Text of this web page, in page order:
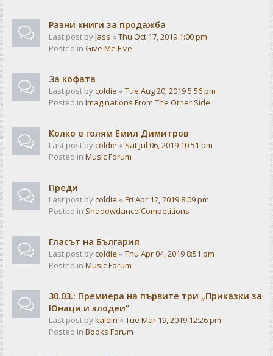
Разни книги за продажба
Last post byJass « Thu Oct 17, 2019 1:00 pm
Posted in Give Me Five
За кофата
Last post bycoldie « Tue Aug 20, 2019 5:56 pm
Posted in Imaginations From The Other Side
Колко е голям Емил Димитров
Last post bycoldie « Sat Jul 06, 2019 10:51 pm
Posted in Music Forum
Преди
Last post bycoldie « Fri Apr 12, 2019 8:09 pm
Posted in Shadowdance Competitions
Гласът на България
Last post bycoldie « Thu Apr 04, 2019 8:51 pm
Posted in Music Forum
30.03.: Премиера на първите три „Приказки за
Юнаци и злодеи“
Last post bykalein « Tue Mar 19, 2019 12:26 pm
Posted in Books Forum